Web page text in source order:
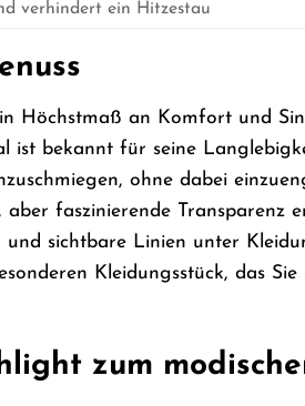
verhindert ein Hitzestau
Höchstmaß an Komfort und
ist bekannt für seine
ohne dabei
faszinierende Transparenz
sichtbare Linien unter
Kleidungsstück, das Sie
zum